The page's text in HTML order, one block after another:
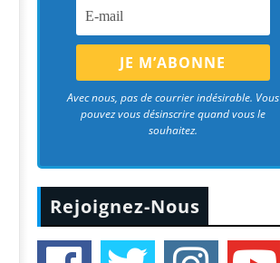
Avec nous, pas de courrier indésirable. Vous
pouvez vous désinscrire quand vous le
souhaitez.
Rejoignez-Nous